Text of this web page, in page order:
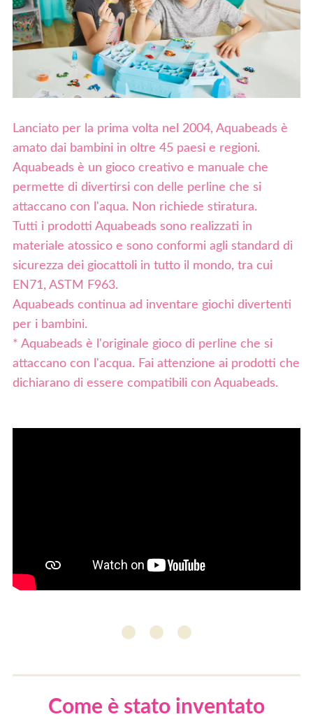
Lanciato per la prima volta nel 2004, Aquabeads è
amato dai bambini in oltre 45 paesi e regioni.
Aquabeads è un gioco creativo e manuale che
permette di divertirsi con delle perline che si
attaccano con l'aqua. Non richiede stiratura.
Tutti i prodotti Aquabeads sono realizzati in
materiale atossico e sono conformi agli standard di
sicurezza dei giocattoli in tutto il mondo, tra cui
EN71, ASTM F963.
Aquabeads continua ad inventare giochi divertenti
per i bambini.
* Aquabeads è l'originale gioco di perline che si
attaccano con l'acqua. Fai attenzione ai prodotti che
dichiarano di essere compatibili con Aquabeads.
Come è stato inventato